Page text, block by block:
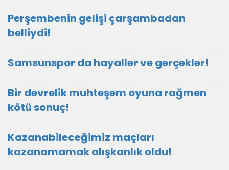
Perşembenin gelişi çarşambadan
belliydi!
Samsunspor da hayaller ve gerçekler!
Bir devrelik muhteşem oyuna rağmen
kötü sonuç!
Kazanabileceğimiz maçları
kazanamamak alışkanlık oldu!